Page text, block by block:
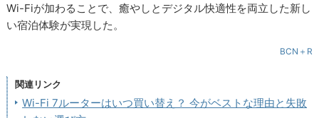
Wi-Fiが加わることで、癒やしとデジタル快適性を両立した新し
い宿泊体験が実現した。
BCN＋R
関連リンク
Wi-Fi 7ルーターはいつ買い替え？ 今がベストな理由と失敗